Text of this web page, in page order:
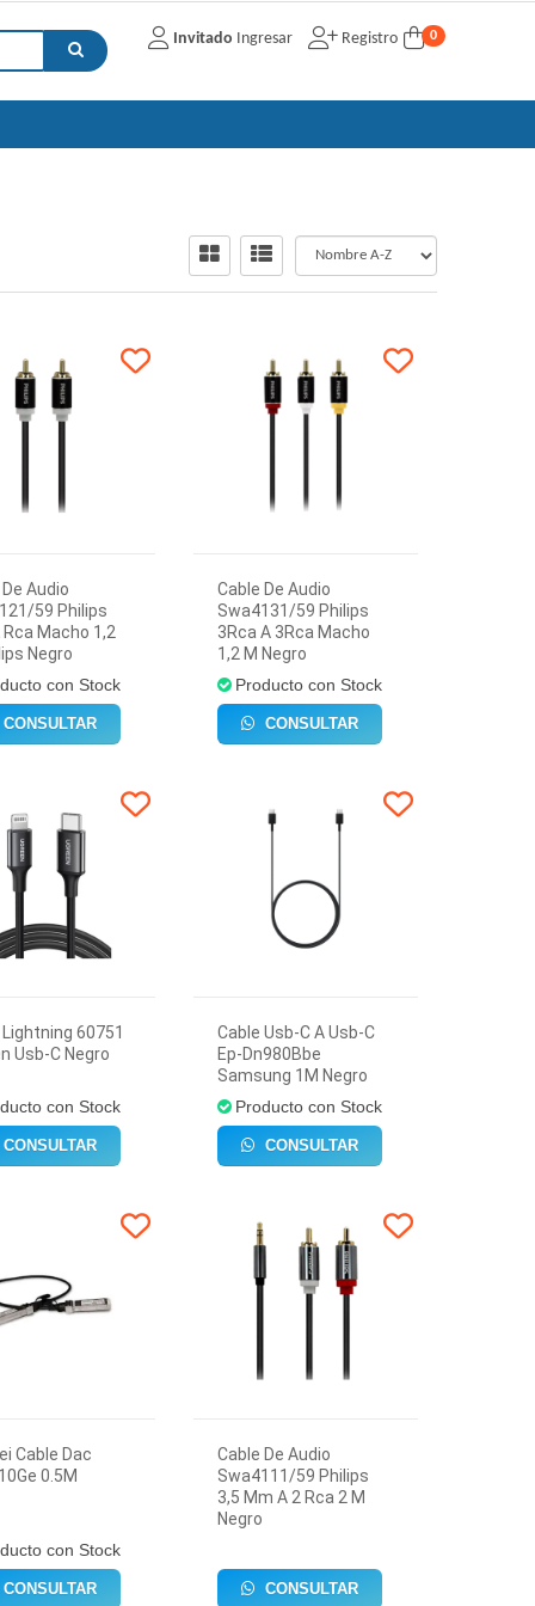
Invitado Ingresar Registro 0
Audio
59 Philips
Rca Macho 1,2
Negro
con Stock
CONSULTAR
Cable De Audio
Swa4131/59 Philips
3Rca A 3Rca Macho
1,2 M Negro
Producto con Stock
CONSULTAR
60751
Usb-C Negro
con Stock
CONSULTAR
Cable Usb-C A Usb-C
Ep-Dn980Bbe
Samsung 1M Negro
Producto con Stock
CONSULTAR
Cable Dac
0.5M
con Stock
CONSULTAR
Cable De Audio
Swa4111/59 Philips
3,5 Mm A 2 Rca 2 M
Negro
CONSULTAR